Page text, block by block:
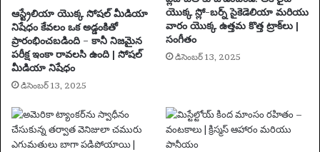
మ్
క్వీ
న్‌
లు
మి
పె
రే
డ్‌
ఆస్ట్రేలియా యొక్క సోషల్ మీడియా
నిషేధం కేవలం ఒక అడ్డంకితో
ప్రారంభించబడింది – కానీ నిజమైన
పరీక్ష ఇంకా రావలసి ఉంది | సోషల్
మీడియా నిషేధం
డిసెంబర్ 13, 2025
యొక్క స్లో-బర్న్ సైకెడెలియా మరియు
వారం యొక్క ఉత్తమ కొత్త ట్రాక్‌లు |
సంగీతం
డిసెంబర్ 13, 2025